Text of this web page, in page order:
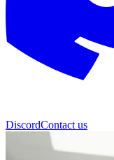
DiscordContact us